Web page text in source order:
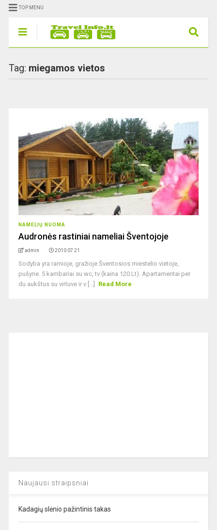
TOP MENU
Tag: miegamos vietos
NAMELIŲ NUOMA
Audronės rastiniai nameliai Šventojoje
admin 2010 07 21
Sodyba yra ramioje, gražioje Šventosios miestelio vietoje,
pušyne. 5 kambariai su wc, tv (kaina 120 Lt). Apartamentai per
du aukštus su virtuve ir v [...]
Read More
Naujausi straipsniai
Kadagių slėnio pažintinis takas